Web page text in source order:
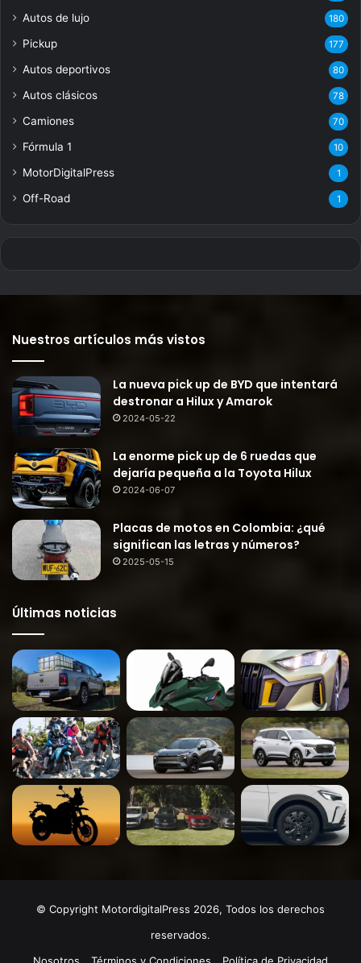
Autos de lujo 180
Pickup 177
Autos deportivos 80
Autos clásicos 78
Camiones 70
Fórmula 1 10
MotorDigitalPress 1
Off-Road 1
Nuestros artículos más vistos
La nueva pick up de BYD que intentará
destronar a Hilux y Amarok
2024-05-22
La enorme pick up de 6 ruedas que
dejaría pequeña a la Toyota Hilux
2024-06-07
Placas de motos en Colombia: ¿qué
significan las letras y números?
2025-05-15
Últimas noticias
© Copyright MotordigitalPress 2026, Todos los derechos
reservados.